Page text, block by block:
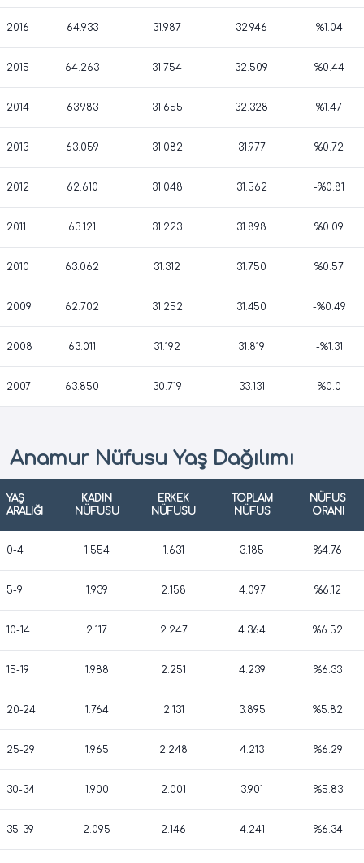
2016 64.933 31.987 32.946 %1.04
2015 64.263 31.754 32.509 %0.44
2014 63.983 31.655 32.328 %1.47
2013 63.059 31.082 31.977 %0.72
2012 62.610 31.048 31.562 -%0.81
2011 63.121 31.223 31.898 %0.09
2010 63.062 31.312 31.750 %0.57
2009 62.702 31.252 31.450 -%0.49
2008 63.011 31.192 31.819 -%1.31
2007 63.850 30.719 33.131 %0.0
Anamur Nüfusu Yaş Dağılımı
YAŞ
ARALIĞI
KADIN
NÜFUSU
ERKEK
NÜFUSU
TOPLAM
NÜFUS
NÜFUS
ORANI
0-4 1.554 1.631 3.185 %4.76
5-9 1.939 2.158 4.097 %6.12
10-14 2.117 2.247 4.364 %6.52
15-19 1.988 2.251 4.239 %6.33
20-24 1.764 2.131 3.895 %5.82
25-29 1.965 2.248 4.213 %6.29
30-34 1.900 2.001 3.901 %5.83
35-39 2.095 2.146 4.241 %6.34